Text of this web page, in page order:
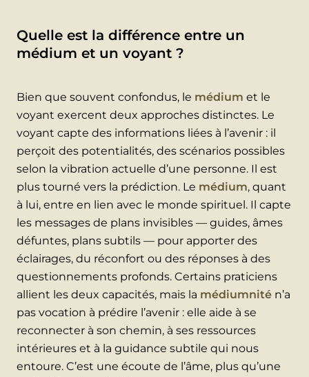
Quelle est la différence entre un
médium et un voyant ?
Bien que souvent confondus, le médium et le
voyant exercent deux approches distinctes. Le
voyant capte des informations liées à l’avenir : il
perçoit des potentialités, des scénarios possibles
selon la vibration actuelle d’une personne. Il est
plus tourné vers la prédiction. Le médium, quant
à lui, entre en lien avec le monde spirituel. Il capte
les messages de plans invisibles — guides, âmes
défuntes, plans subtils — pour apporter des
éclairages, du réconfort ou des réponses à des
questionnements profonds. Certains praticiens
allient les deux capacités, mais la médiumnité n’a
pas vocation à prédire l’avenir : elle aide à se
reconnecter à son chemin, à ses ressources
intérieures et à la guidance subtile qui nous
entoure. C’est une écoute de l’âme, plus qu’une